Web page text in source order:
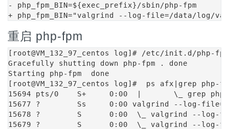
- php_fpm_BIN=${exec_prefix}/sbin/php-fpm
+ php_fpm_BIN="valgrind --log-file=/data/log/
重启 php-fpm
[root@VM_132_97_centos log]# /etc/init.d/php-
Gracefully shutting down php-fpm . done
Starting php-fpm  done
[root@VM_132_97_centos log]#  ps afx|grep php-
15694 pts/0    S+     0:00  |       \_ grep
15677 ?        Ss     0:00 valgrind --log-
15678 ?        S      0:00  \_ valgrind
15679 ?        S      0:00  \_ valgrind